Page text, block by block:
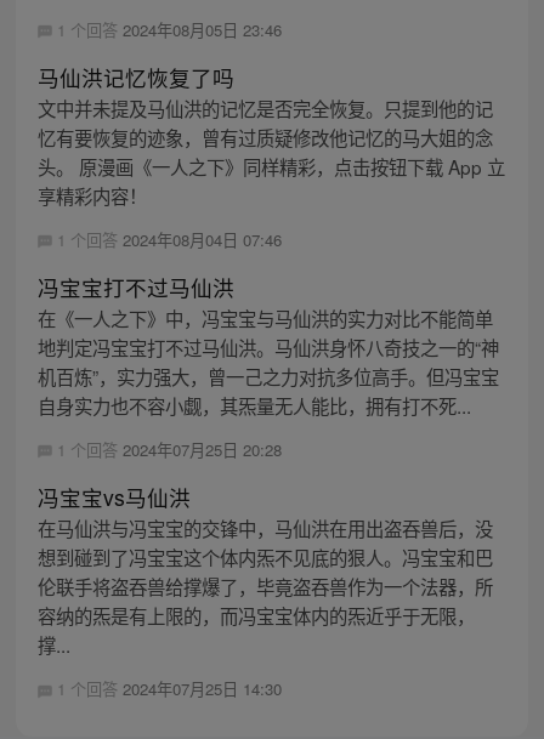
1 个回答 2024年08月05日 23:46
马仙洪记忆恢复了吗
文中并未提及马仙洪的记忆是否完全恢复。只提到他的记
忆有要恢复的迹象，曾有过质疑修改他记忆的马大姐的念
头。 原漫画《一人之下》同样精彩，点击按钮下载 App 立
享精彩内容！
1 个回答 2024年08月04日 07:46
冯宝宝打不过马仙洪
在《一人之下》中，冯宝宝与马仙洪的实力对比不能简单
地判定冯宝宝打不过马仙洪。马仙洪身怀八奇技之一的“神
机百炼”，实力强大，曾一己之力对抗多位高手。但冯宝宝
自身实力也不容小觑，其炁量无人能比，拥有打不死...
1 个回答 2024年07月25日 20:28
冯宝宝vs马仙洪
在马仙洪与冯宝宝的交锋中，马仙洪在用出盗吞兽后，没
想到碰到了冯宝宝这个体内炁不见底的狠人。冯宝宝和巴
伦联手将盗吞兽给撑爆了，毕竟盗吞兽作为一个法器，所
容纳的炁是有上限的，而冯宝宝体内的炁近乎于无限，
撑...
1 个回答 2024年07月25日 14:30